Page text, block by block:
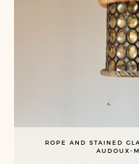
ROPE AND STAINED
AUDOUX-